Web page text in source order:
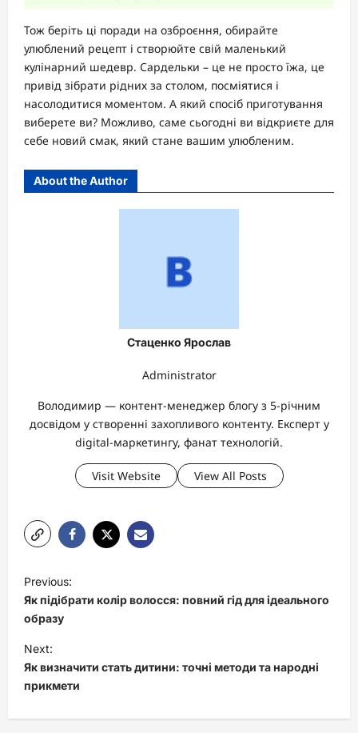
Тож беріть ці поради на озброєння, обирайте
улюблений рецепт і створюйте свій маленький
кулінарний шедевр. Сардельки – це не просто їжа, це
привід зібрати рідних за столом, посміятися і
насолодитися моментом. А який спосіб приготування
виберете ви? Можливо, саме сьогодні ви відкриєте для
себе новий смак, який стане вашим улюбленим.
About the Author
Стаценко Ярослав
Administrator
Володимир — контент-менеджер блогу з 5-річним
досвідом у створенні захопливого контенту. Експерт у
digital-маркетингу, фанат технологій.
Visit Website View All Posts
o
s
t
n
a
v
Previous:
Як підібрати колір волосся: повний гід для ідеального
образу
Next:
Як визначити стать дитини: точні методи та народні
прикмети